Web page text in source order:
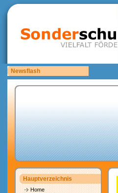
Newsflash
Sonderschulen.de ist auf der Suche nach
Hauptverzeichnis
Home